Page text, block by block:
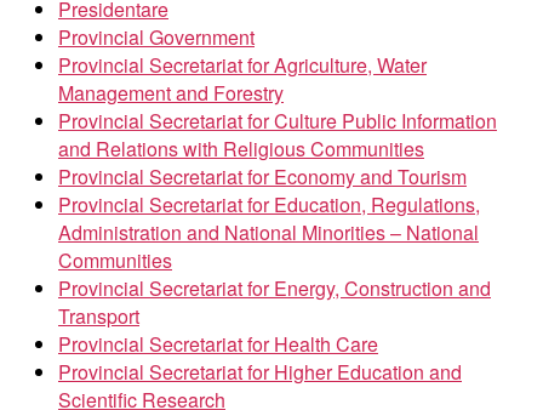
Presidentare
Provincial Government
Provincial Secretariat for Agriculture, Water
Management and Forestry
Provincial Secretariat for Culture Public Information
and Relations with Religious Communities
Provincial Secretariat for Economy and Tourism
Provincial Secretariat for Education, Regulations,
Administration and National Minorities – National
Communities
Provincial Secretariat for Energy, Construction and
Transport
Provincial Secretariat for Health Care
Provincial Secretariat for Higher Education and
Scientific Research